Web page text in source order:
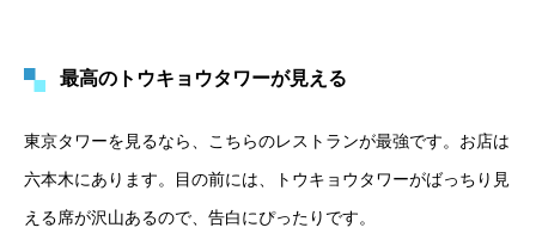
最高のトウキョウタワーが見える
東京タワーを見るなら、こちらのレストランが最強です。お店は
六本木にあります。目の前には、トウキョウタワーがばっちり見
える席が沢山あるので、告白にぴったりです。